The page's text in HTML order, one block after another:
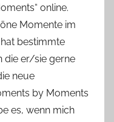
online.
Momente im
bestimmte
die er/sie gerne
neue
by Moments
es, wenn mich